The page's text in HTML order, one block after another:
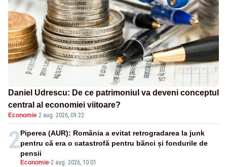
Daniel Udrescu: De ce patrimoniul va deveni conceptul
central al economiei viitoare?
Economie·2 aug. 2026, 09:22
2
Economie-2 aug. 2026, 10:01
Piperea (AUR): România a evitat retrogradarea la junk
pentru că era o catastrofă pentru bănci și fondurile de
pensii